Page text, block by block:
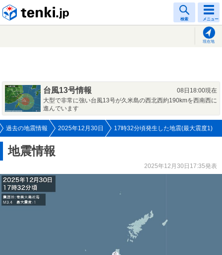
検索 メニュー
現在地
台風13号情報
08日18:00現在
大型で非常に強い台風13号が久米島の西北西約190kmを西南西に
進んでいます
過去の地震情報 2025年12月30日 17時32分頃発生した地震(最大震度1)
地震情報
2025年12月30日17:35発表